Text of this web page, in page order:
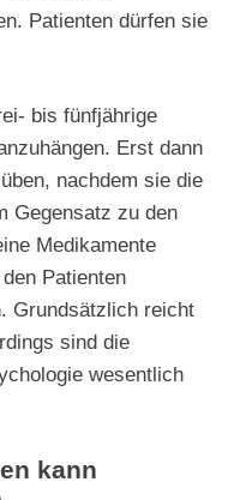
Patienten dürfen sie
bis fünfjährige
Erst dann
nachdem sie die
Gegensatz zu den
Medikamente
Patienten
Grundsätzlich reicht
sind die
wesentlich
kann